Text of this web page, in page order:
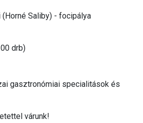
Saliby) - focipálya
drb)
gasztronómiai specialitások és
várunk!